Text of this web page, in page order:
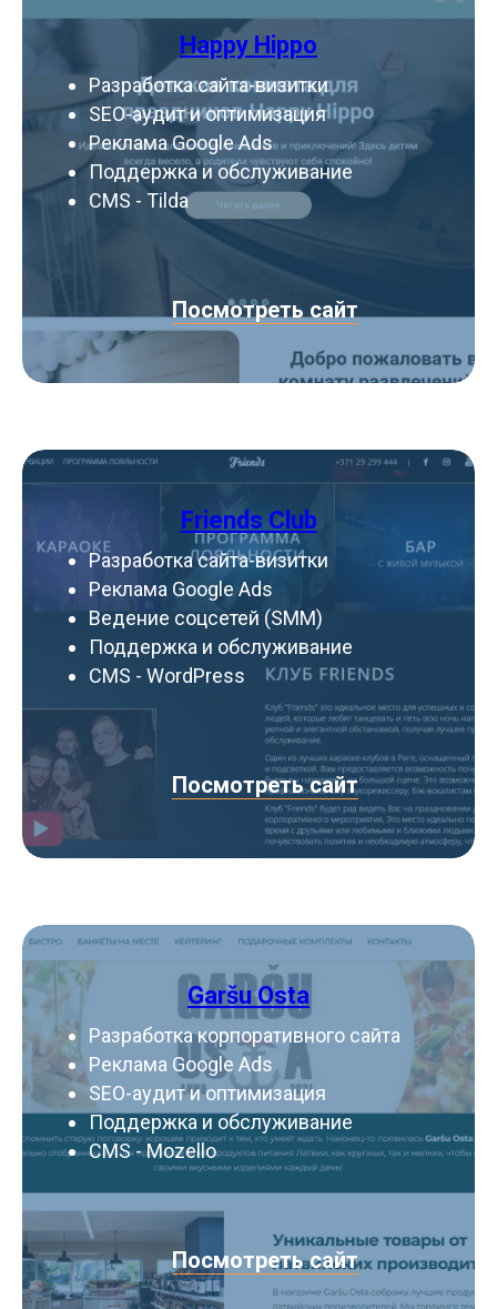
Happy Hippo
Разработка сайта-визитки
SEO-аудит и оптимизация
Реклама Google Ads
Поддержка и обслуживание
CMS - Tilda
Посмотреть сайт
Friends Club
Разработка сайта-визитки
Реклама Google Ads
Ведение соцсетей (SMM)
Поддержка и обслуживание
CMS - WordPress
Посмотреть сайт
Garšu Osta
Разработка корпоративного сайта
Реклама Google Ads
SEO-аудит и оптимизация
Поддержка и обслуживание
CMS - Mozello
Посмотреть сайт